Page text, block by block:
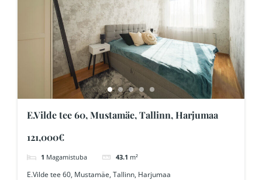
E.Vilde tee 60, Mustamäe, Tallinn, Harjumaa
121,000€
1 Magamistuba 43.1 m²
E.Vilde tee 60, Mustamäe, Tallinn, Harjumaa